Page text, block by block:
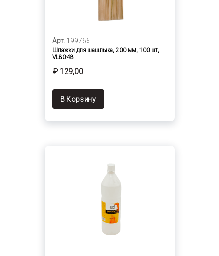
Арт. 199766
Шпажки для шашлыка, 200 мм, 100 шт,
VL80-48
₽ 129,00
В Корзину